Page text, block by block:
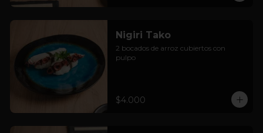
Nigiri Tako
2 bocados de arroz cubiertos con
pulpo
$4.000